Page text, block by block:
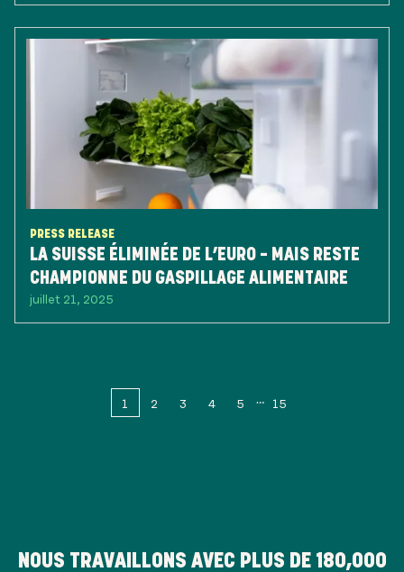
PRESS RELEASE
LA SUISSE ÉLIMINÉE DE L’EURO – MAIS RESTE
CHAMPIONNE DU GASPILLAGE ALIMENTAIRE
juillet 21, 2025
1 2 3 4 5 15
NOUS TRAVAILLONS AVEC PLUS DE 180,000